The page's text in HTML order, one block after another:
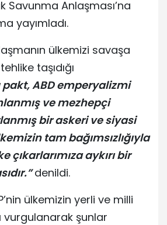
Savunma Anlaşması’na
yayımladı.
ülkemizi savaşa
taşıdığı
pakt, ABD emperyalizmi
ve mezhepçi
bir askeri ve siyasi
tam bağımsızlığıyla
çıkarlarımıza aykırı bir
denildi.
ülkemizin yerli ve milli
vurgulanarak şunlar